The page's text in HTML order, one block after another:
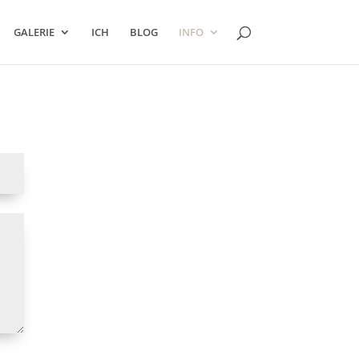
GALERIE ICH BLOG INFO